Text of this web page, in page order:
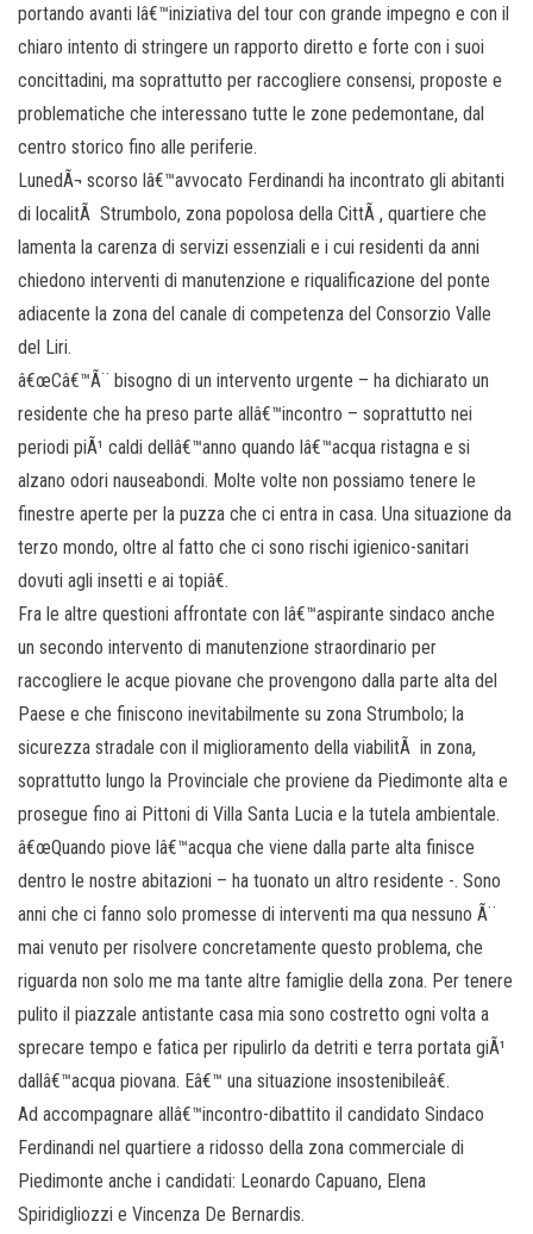
portando avanti lâ€™iniziativa del tour con grande impegno e con il
chiaro intento di stringere un rapporto diretto e forte con i suoi
concittadini, ma soprattutto per raccogliere consensi, proposte e
problematiche che interessano tutte le zone pedemontane, dal
centro storico fino alle periferie.
LunedÃ¬ scorso lâ€™avvocato Ferdinandi ha incontrato gli abitanti
di localitÃ Strumbolo, zona popolosa della CittÃ , quartiere che
lamenta la carenza di servizi essenziali e i cui residenti da anni
chiedono interventi di manutenzione e riqualificazione del ponte
adiacente la zona del canale di competenza del Consorzio Valle
del Liri.
â€œCâ€™Ã¨ bisogno di un intervento urgente – ha dichiarato un
residente che ha preso parte allâ€™incontro – soprattutto nei
periodi piÃ¹ caldi dellâ€™anno quando lâ€™acqua ristagna e si
alzano odori nauseabondi. Molte volte non possiamo tenere le
finestre aperte per la puzza che ci entra in casa. Una situazione da
terzo mondo, oltre al fatto che ci sono rischi igienico-sanitari
dovuti agli insetti e ai topiâ€.
Fra le altre questioni affrontate con lâ€™aspirante sindaco anche
un secondo intervento di manutenzione straordinario per
raccogliere le acque piovane che provengono dalla parte alta del
Paese e che finiscono inevitabilmente su zona Strumbolo; la
sicurezza stradale con il miglioramento della viabilitÃ in zona,
soprattutto lungo la Provinciale che proviene da Piedimonte alta e
prosegue fino ai Pittoni di Villa Santa Lucia e la tutela ambientale.
â€œQuando piove lâ€™acqua che viene dalla parte alta finisce
dentro le nostre abitazioni – ha tuonato un altro residente -. Sono
anni che ci fanno solo promesse di interventi ma qua nessuno Ã¨
mai venuto per risolvere concretamente questo problema, che
riguarda non solo me ma tante altre famiglie della zona. Per tenere
pulito il piazzale antistante casa mia sono costretto ogni volta a
sprecare tempo e fatica per ripulirlo da detriti e terra portata giÃ¹
dallâ€™acqua piovana. Eâ€™ una situazione insostenibileâ€.
Ad accompagnare allâ€™incontro-dibattito il candidato Sindaco
Ferdinandi nel quartiere a ridosso della zona commerciale di
Piedimonte anche i candidati: Leonardo Capuano, Elena
Spiridigliozzi e Vincenza De Bernardis.